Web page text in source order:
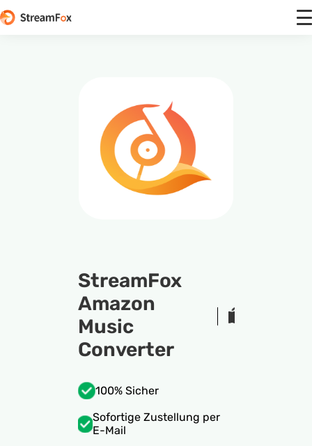
StreamFox
Amazon
Music
Converter
100% Sicher
Sofortige Zustellung per
E-Mail